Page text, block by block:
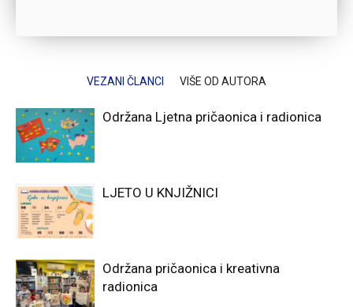
VEZANI ČLANCI VIŠE OD AUTORA
Održana Ljetna pričaonica i radionica
LJETO U KNJIŽNICI
Održana pričaonica i kreativna
radionica